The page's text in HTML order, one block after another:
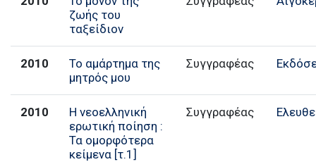
ζωής του
ταξείδιον
2010
Το αμάρτημα της
μητρός μου
Συγγραφέας
2010
Η νεοελληνική
ερωτική ποίηση :
Τα ομορφότερα
κείμενα [τ.1]
Συγγραφέας